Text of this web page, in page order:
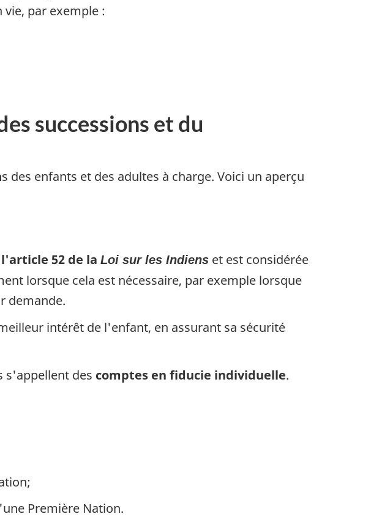
par exemple :
successions et du
enfants et des adultes à charge. Voici un aperçu
l'article 52 de la Loi sur les Indiens et est considérée
lorsque cela est nécessaire, par exemple lorsque
demande.
intérêt de l'enfant, en assurant sa sécurité
s'appellent des comptes en fiducie individuelle.
Première Nation.